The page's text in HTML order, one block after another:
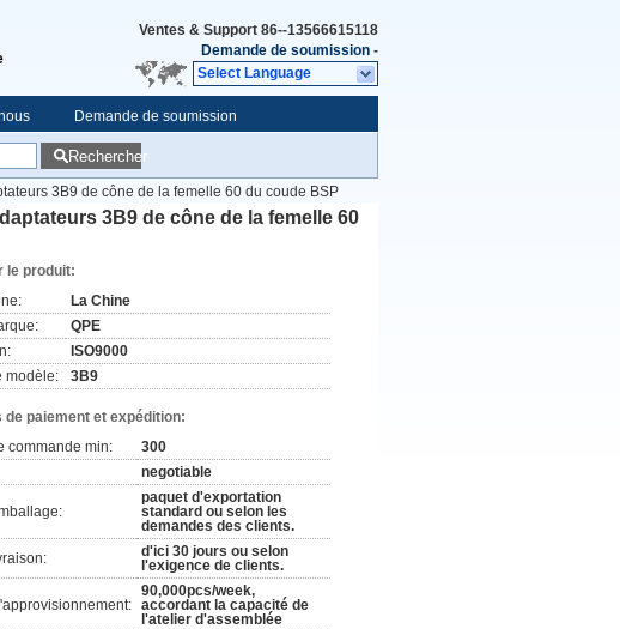
Ventes & Support 86--13566615118
Demande de soumission -
Select Language
Demande de soumission
Rechercher
3B9 de cône de la femelle 60 du coude BSP
3B9 de cône de la femelle 60
le produit:
La Chine
QPE
ISO9000
modèle:
3B9
de paiement et expédition:
commande min:
300
negotiable
paquet d'exportation
standard ou selon les
demandes des clients.
d'ici 30 jours ou selon
l'exigence de clients.
90,000pcs/week,
accordant la capacité de
l'atelier d'assemblée